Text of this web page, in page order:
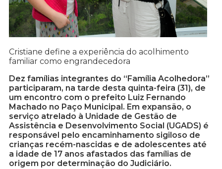
Cristiane define a experiência do acolhimento
familiar como engrandecedora
Dez famílias integrantes do “Família Acolhedora”
participaram, na tarde desta quinta-feira (31), de
um encontro com o prefeito Luiz Fernando
Machado no Paço Municipal. Em expansão, o
serviço atrelado à Unidade de Gestão de
Assistência e Desenvolvimento Social (UGADS) é
responsável pelo encaminhamento sigiloso de
crianças recém-nascidas e de adolescentes até
a idade de 17 anos afastados das famílias de
origem por determinação do Judiciário.